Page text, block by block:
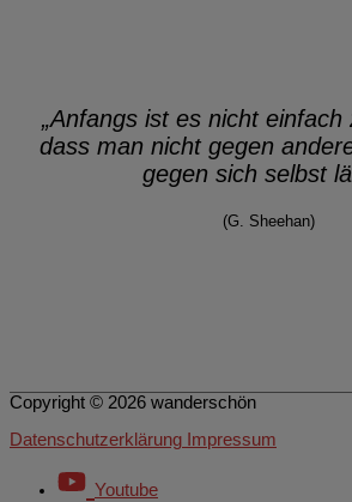
„Anfangs ist es nicht einfach
dass man nicht gegen
gegen sich selbst
(G. Sheehan)
Copyright © 2026 wanderschön
Datenschutzerklärung Impressum
Youtube